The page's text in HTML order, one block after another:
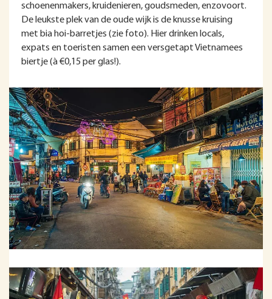
schoenenmakers, kruidenieren, goudsmeden, enzovoort.
De leukste plek van de oude wijk is de knusse kruising
met bia hoi-barretjes (zie foto). Hier drinken locals,
expats en toeristen samen een versgetapt Vietnamees
biertje (à €0,15 per glas!).